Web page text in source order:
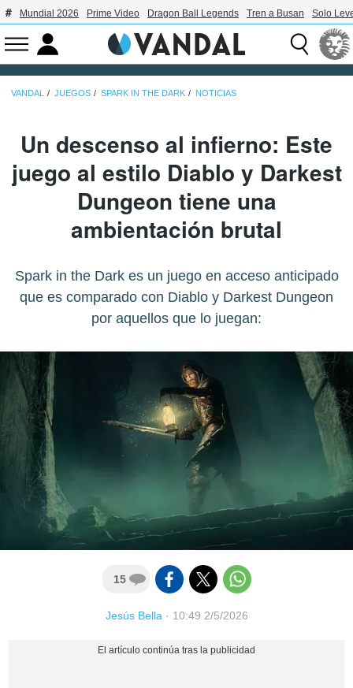
Mundial 2026 Prime Video Dragon Ball Legends Tren a Busan Solo
VANDAL JUEGOS SPARK IN THE DARK NOTICIAS
Un descenso al infierno: Este
juego al estilo Diablo y Darkest
Dungeon tiene una
ambientación brutal
Spark in the Dark es un juego en acceso anticipado
que es comparado con Diablo y Darkest Dungeon
por aquellos que lo juegan:
15
Jesús Bella· 10:49 2/5/2026